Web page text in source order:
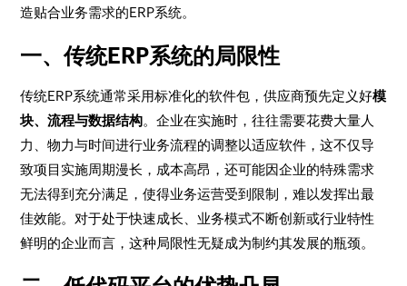
造贴合业务需求的ERP系统。
一、传统ERP系统的局限性
传统ERP系统通常采用标准化的软件包，供应商预先定义好模
块、流程与数据结构。企业在实施时，往往需要花费大量人
力、物力与时间进行业务流程的调整以适应软件，这不仅导
致项目实施周期漫长，成本高昂，还可能因企业的特殊需求
无法得到充分满足，使得业务运营受到限制，难以发挥出最
佳效能。对于处于快速成长、业务模式不断创新或行业特性
鲜明的企业而言，这种局限性无疑成为制约其发展的瓶颈。